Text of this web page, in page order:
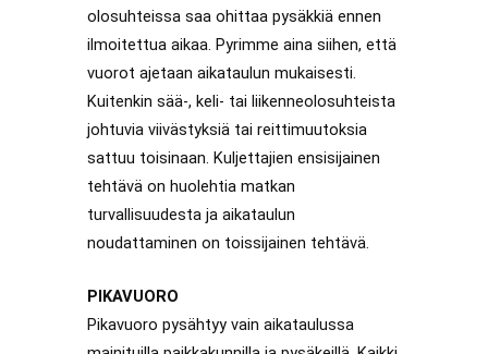
olosuhteissa saa ohittaa pysäkkiä ennen
ilmoitettua aikaa. Pyrimme aina siihen, että
vuorot ajetaan aikataulun mukaisesti.
Kuitenkin sää-, keli- tai liikenneolosuhteista
johtuvia viivästyksiä tai reittimuutoksia
sattuu toisinaan. Kuljettajien ensisijainen
tehtävä on huolehtia matkan
turvallisuudesta ja aikataulun
noudattaminen on toissijainen tehtävä.
PIKAVUORO
Pikavuoro pysähtyy vain aikataulussa